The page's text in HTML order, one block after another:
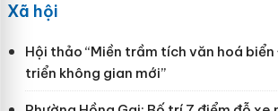
Xã hội
Hội thảo “Miền trầm tích văn hoá
triển không gian mới”